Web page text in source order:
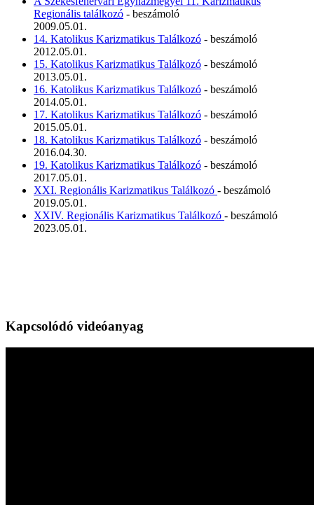
Regionális találkozó - beszámoló
2009.05.01.
14. Katolikus Karizmatikus Találkozó - beszámoló
2012.05.01.
15. Katolikus Karizmatikus Találkozó - beszámoló
2013.05.01.
16. Katolikus Karizmatikus Találkozó - beszámoló
2014.05.01.
17. Katolikus Karizmatikus Találkozó - beszámoló
2015.05.01.
18. Katolikus Karizmatikus Találkozó - beszámoló
2016.04.30.
19. Katolikus Karizmatikus Találkozó - beszámoló
2017.05.01.
XXI. Regionális Karizmatikus Találkozó - beszámoló
2019.05.01.
XXIV. Regionális Karizmatikus Találkozó - beszámoló
2023.05.01.
Kapcsolódó videóanyag